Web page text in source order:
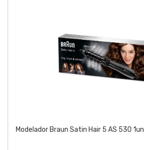
Modelador Braun Satin Hair 5 AS 530 1un